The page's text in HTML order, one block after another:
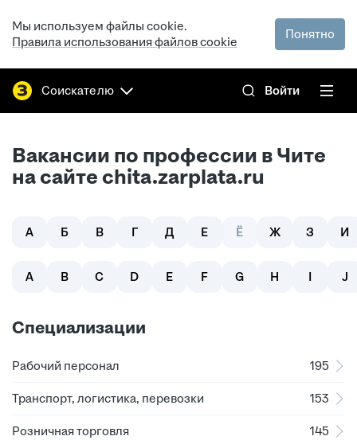
Мы используем файлы cookie.
Правила использования файлов cookie
Понятно
Соискателю Войти
Вакансии по профессии в Чите
на сайте chita.zarplata.ru
А Б В Г Д Е Ё Ж З И
A B C D E F G H I J
Специализации
Рабочий персонал 195
Транспорт, логистика, перевозки 153
Розничная торговля 145